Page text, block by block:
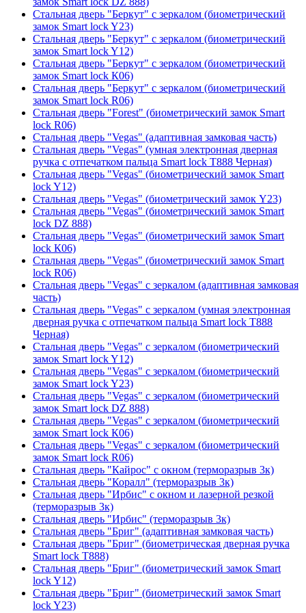
Стальная дверь "Беркут" с зеркалом (биометрический
замок Smart lock Y23)
Стальная дверь "Беркут" с зеркалом (биометрический
замок Smart lock Y12)
Стальная дверь "Беркут" с зеркалом (биометрический
замок Smart lock К06)
Стальная дверь "Беркут" с зеркалом (биометрический
замок Smart lock R06)
Стальная дверь "Forest" (биометрический замок Smart
lock R06)
Стальная дверь "Vegas" (адаптивная замковая часть)
Стальная дверь "Vegas" (умная электронная дверная
ручка с отпечатком пальца Smart lock T888 Черная)
Стальная дверь "Vegas" (биометрический замок Smart
lock Y12)
Стальная дверь "Vegas" (биометрический замок Y23)
Стальная дверь "Vegas" (биометрический замок Smart
lock DZ 888)
Стальная дверь "Vegas" (биометрический замок Smart
lock К06)
Стальная дверь "Vegas" (биометрический замок Smart
lock R06)
Стальная дверь "Vegas" с зеркалом (адаптивная замковая
часть)
Стальная дверь "Vegas" с зеркалом (умная электронная
дверная ручка с отпечатком пальца Smart lock T888
Черная)
Стальная дверь "Vegas" с зеркалом (биометрический
замок Smart lock Y12)
Стальная дверь "Vegas" с зеркалом (биометрический
замок Smart lock Y23)
Стальная дверь "Vegas" с зеркалом (биометрический
замок Smart lock DZ 888)
Стальная дверь "Vegas" с зеркалом (биометрический
замок Smart lock К06)
Стальная дверь "Vegas" с зеркалом (биометрический
замок Smart lock R06)
Стальная дверь "Кайрос" с окном (терморазрыв 3к)
Стальная дверь "Коралл" (терморазрыв 3к)
Стальная дверь "Ирбис" с окном и лазерной резкой
(терморазрыв 3к)
Стальная дверь "Ирбис" (терморазрыв 3к)
Стальная дверь "Бриг" (адаптивная замковая часть)
Стальная дверь "Бриг" (биометрическая дверная ручка
Smart lock T888)
Стальная дверь "Бриг" (биометрический замок Smart
lock Y12)
Стальная дверь "Бриг" (биометрический замок Smart
lock Y23)